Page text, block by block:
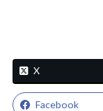
Facebook
X